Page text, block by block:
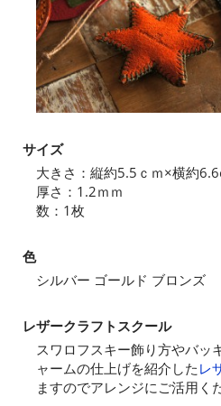
サイズ
大きさ：縦約5.5ｃｍ×横約
厚さ：1.2ｍｍ
数：1枚
色
シルバー ゴールド ブロンズ
レザークラフトスクール
スワロフスキー飾り方やバッ
ャームの仕上げを紹介した レ
ますのでアレンジにご活用く